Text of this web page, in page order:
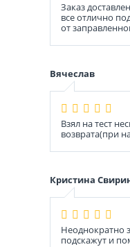
Заказ
все отлично
от
Вячеслав
Взял на тест
возврата(при
Кристина
Неоднократно
подскажут и